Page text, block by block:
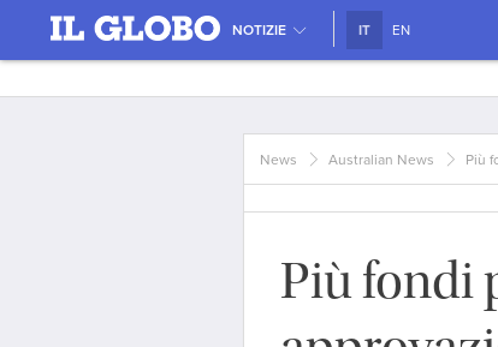
NOTIZIE IT EN
News Australian News Più
Più fondi